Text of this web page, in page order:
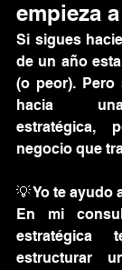
empieza
Si sigues
de un año
(o peor).
hacia una
estratégica,
negocio que
💡 Yo te ayudo
En mi
estratégica
estructurar